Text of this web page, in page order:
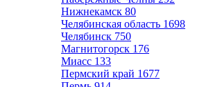
Нижнекамск 80
Челябинская область 1698
Челябинск 750
Магнитогорск 176
Миасс 133
Пермский край 1677